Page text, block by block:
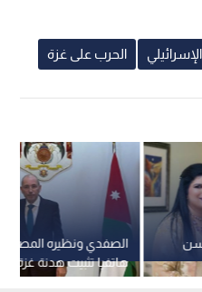
الحرب على غزة
الصفدي ونظيره المصري
هاتفيا تثبيت هدنة غزة
للمرحلة الثانية من الاتفاق